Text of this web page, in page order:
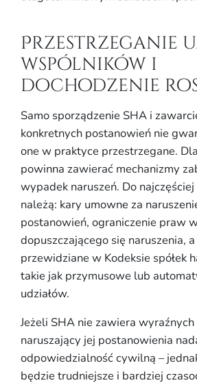
Przestrzeganie
wspólników i
dochodzenie
Samo sporządzenie SHA i
konkretnych postanowień nie
one w praktyce przestrzegane.
powinna zawierać mechanizmy
wypadek naruszeń. Do
należą: kary umowne za
postanowień, ograniczenie praw
dopuszczającego się naruszenia,
przewidziane w Kodeksie spółek
takie jak przymusowe lub
udziałów.
Jeżeli SHA nie zawiera
naruszający jej postanowienia
odpowiedzialność cywilną –
będzie trudniejsze i bardziej